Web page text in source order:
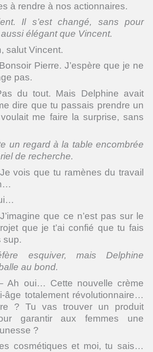
à rendre à nos actionnaires.
Il s’est changé, sans pour
élégant que Vincent.
salut Vincent.
Pierre. J’espère que je ne
pas.
du tout. Mais Delphine avait
dire que tu passais prendre un
me faire la surprise, sans
un regard à la table encombrée
de recherche.
vois que tu ramènes du travail
que ce n’est pas sur le
que je t’ai confié que tu fais
sup.
esquiver, mais Delphine
au bond.
Ah oui… Cette nouvelle crème
âge totalement révolutionnaire…
? Tu vas trouver un produit
garantir aux femmes une
?
cosmétiques et moi, tu sais…